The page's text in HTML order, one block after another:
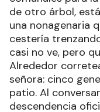
de otro árbol,
una nonagenaria
cestería
casi no ve, pero
Alrededor
señora: cinco
patio. Al
descendencia